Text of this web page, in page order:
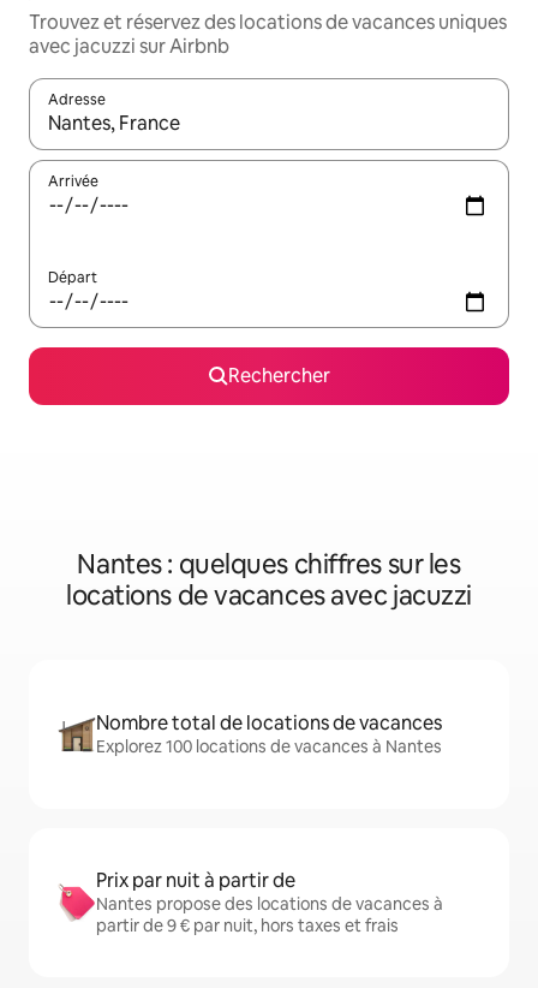
Trouvez et réservez des locations de vacances uniques
avec jacuzzi sur Airbnb
Adresse
Lorsque les résultats s'affichent, utilisez les flèches vers le
Arrivée
Départ
Rechercher
Nantes : quelques chiffres sur les
locations de vacances avec jacuzzi
Nombre total de locations de vacances
Explorez 100 locations de vacances à Nantes
Prix par nuit à partir de
Nantes propose des locations de vacances à
partir de 9 € par nuit, hors taxes et frais